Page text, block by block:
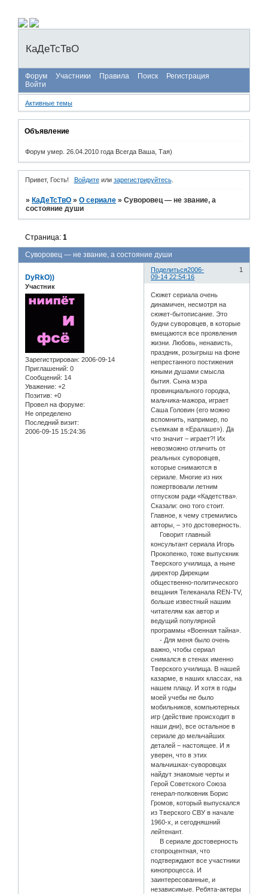
КаДеТсТвО
Форум Участники Правила Поиск
Регистрация
Войти
Активные темы
Объявление
Форум умер. 26.04.2010 года Всегда Ваша, Тая)
Привет, Гость! Войдитеили зарегистрируйтесь.
» КаДеТсТвО »О сериале »Суворовец — не звание, а
состояние души
Суворовец — не звание, а состояние души
Страница:1
Поделиться 1
2006-
09-14 22:54:16
DyRkO))
Участник
Зарегистрирован: 2006-09-14
Приглашений: 0
Сообщений: 14
Уважение: +2
Позитив: +0
Провел на форуме:
Не определено
Последний визит:
2006-09-15 15:24:36
Сюжет сериала очень
динамичен, несмотря на
сюжет-бытописание. Это
будни суворовцев, в которые
вмещаются все проявления
жизни. Любовь, ненависть,
праздник, розыгрыш на фоне
непрестанного постижения
юными душами смысла
бытия. Сына мэра
провинциального городка,
мальчика-мажора, играет
Саша Головин (его можно
вспомнить, например, по
съемкам в «Ералаше»). Да
что значит – играет?! Их
невозможно отличить от
реальных суворовцев,
которые снимаются в
сериале. Многие из них
пожертвовали летним
отпуском ради «Кадетства».
Сказали: оно того стоит.
Главное, к чему стремились
авторы, – это достоверность.
Говорит главный
консультант сериала Игорь
Прокопенко, тоже выпускник
Тверского училища, а ныне
директор Дирекции
общественно-политического
вещания Телеканала REN-TV,
больше известный нашим
читателям как автор и
ведущий популярной
программы «Военная тайна».
- Для меня было очень
важно, чтобы сериал
снимался в стенах именно
Тверского училища. В нашей
казарме, в наших классах, на
нашем плацу. И хотя в годы
моей учебы не было
мобильников, компьютерных
игр (действие происходит в
наши дни), все остальное в
сериале до мельчайших
деталей – настоящее. И я
уверен, что в этих
мальчишках-суворовцах
найдут знакомые черты и
Герой Советского Союза
генерал-полковник Борис
Громов, который выпускался
из Тверского СВУ в начале
1960-х, и сегодняшний
лейтенант.
В сериале достоверность
стопроцентная, что
подтверждают все участники
кинопроцесса. И
заинтересованные, и
независимые. Ребята-актеры